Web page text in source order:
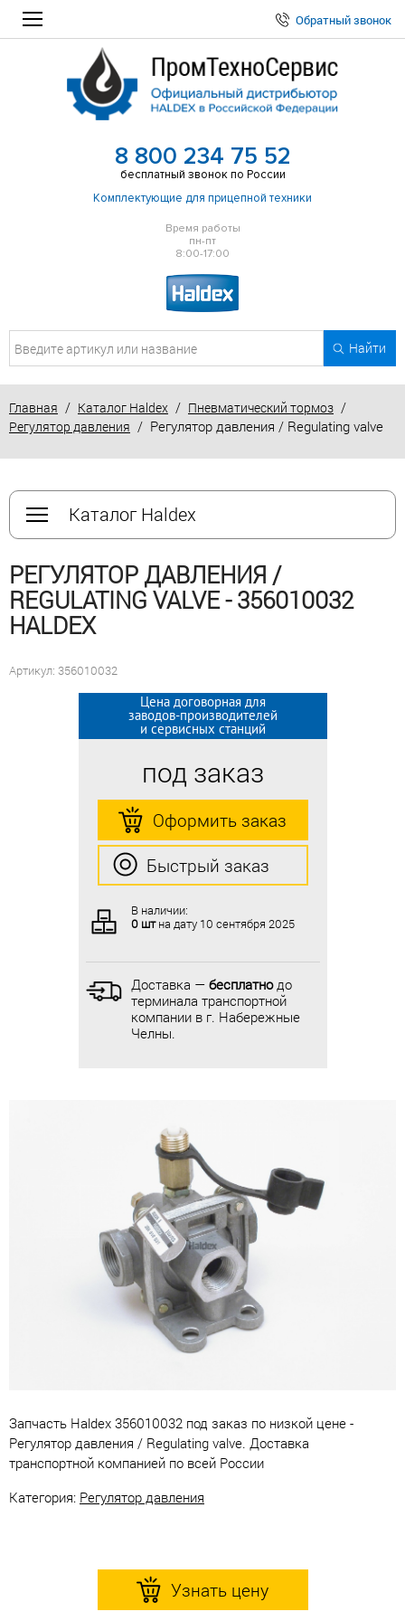
Обратный звонок
8 800 234 75 52
бесплатный звонок по России
Комплектующие для прицепной техники
Время работы
пн-пт
8:00-17:00
Найти
Главная / Каталог Haldex / Пневматический тормоз /
Регулятор давления / Регулятор давления / Regulating valve
Каталог Haldex
РЕГУЛЯТОР ДАВЛЕНИЯ /
REGULATING VALVE - 356010032
HALDEX
Артикул: 356010032
Цена договорная для
заводов-производителей
и сервисных станций
под заказ
Оформить заказ
Быстрый заказ
В наличии:
0 штна дату 10 сентября 2025
Доставка — бесплатнодо
терминала транспортной
компании в г. Набережные
Челны.
Цена договорная для
заводов-производителей
и сервисных станций
под заказ
Оформить заказ
Быстрый заказ
В наличии:
0 штна дату 10 сентября 2025
Доставка — бесплатнодо
терминала транспортной
компании в г. Набережные
Челны.
Запчасть Haldex 356010032 под заказ по низкой цене -
Регулятор давления / Regulating valve. Доставка
транспортной компанией по всей России
Категория: Регулятор давления
Узнать цену